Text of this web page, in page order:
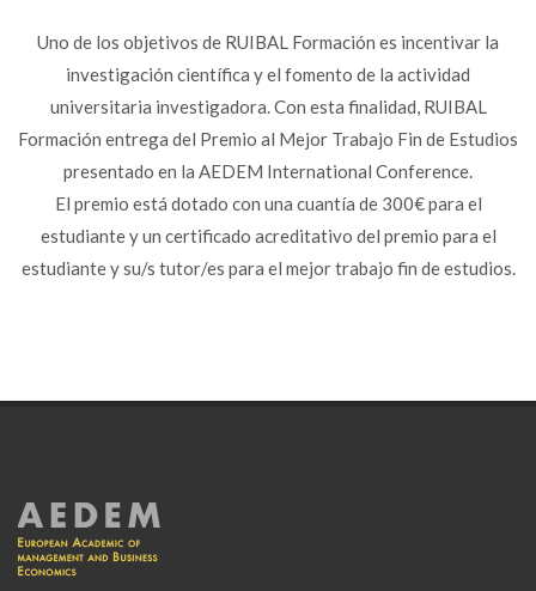
Uno de los objetivos de RUIBAL Formación es incentivar la
investigación científica y el fomento de la actividad
universitaria investigadora. Con esta finalidad, RUIBAL
Formación entrega del Premio al Mejor Trabajo Fin de Estudios
presentado en la AEDEM International Conference.
El premio está dotado con una cuantía de 300€ para el
estudiante y un certificado acreditativo del premio para el
estudiante y su/s tutor/es para el mejor trabajo fin de estudios.